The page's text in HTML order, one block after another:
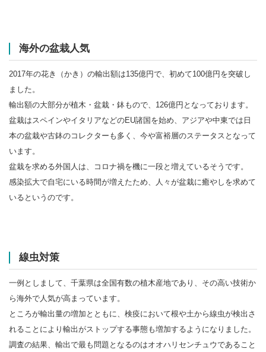
海外の盆栽人気
2017年の花き（かき）の輸出額は135億円で、初めて100億円を突破し
ました。
輸出額の大部分が植木・盆栽・鉢もので、126億円となっております。
盆栽はスペインやイタリアなどのEU諸国を始め、アジアや中東では日
本の盆栽や古鉢のコレクターも多く、今や富裕層のステータスとなって
います。
盆栽を求める外国人は、コロナ禍を機に一段と増えているそうです。
感染拡大で自宅にいる時間が増えたため、人々が盆栽に癒やしを求めて
いるというのです。
線虫対策
一例としまして、千葉県は全国有数の植木産地であり、その高い技術か
ら海外で人気が高まっています。
ところが輸出量の増加とともに、検疫において根や土から線虫が検出さ
れることにより輸出がストップする事態も増加するようになりました。
調査の結果、輸出で最も問題となるのはオオハリセンチュウであること